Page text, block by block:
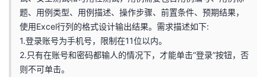
题、用例类型、用例描述、操作步骤、前置条件、预期结果，
使用Excel行列的格式设计输出结果。需求描述如下:
1.登录账号为手机号，限制在11位以内。
2.只有在账号和密码都输人的情况下，才能单击“登录”按钮，否
则不可单击。